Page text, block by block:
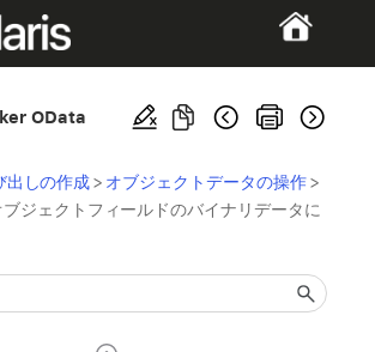
OData
出しの作成> オブジェクトデータの操作>
ジェクトフィールドのバイナリデータに